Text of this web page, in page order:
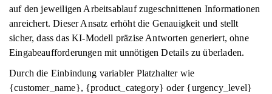
auf den jeweiligen Arbeitsablauf zugeschnittenen Informationen
anreichert. Dieser Ansatz erhöht die Genauigkeit und stellt
sicher, dass das KI-Modell präzise Antworten generiert, ohne
Eingabeaufforderungen mit unnötigen Details zu überladen.
Durch die Einbindung variabler Platzhalter wie
{customer_name}, {product_category} oder {urgency_level}